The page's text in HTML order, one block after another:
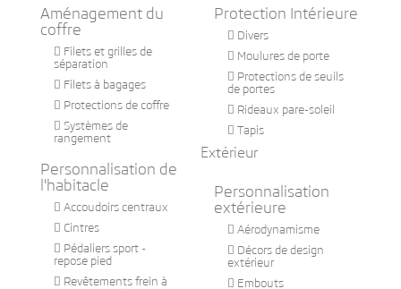
Aménagement du
coffre
 Filets et grilles de
séparation
 Filets à bagages
 Protections de coffre
 Systèmes de
rangement
Personnalisation de
l'habitacle
 Accoudoirs centraux
 Cintres
 Pédaliers sport -
repose pied
 Revêtements frein à
Protection Intérieure
 Divers
 Moulures de porte
 Protections de seuils
de portes
 Rideaux pare-soleil
 Tapis
Extérieur
Personnalisation
extérieure
 Aérodynamisme
 Décors de design
extérieur
 Embouts